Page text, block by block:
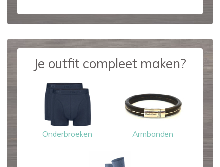
Je outfit compleet maken?
Onderbroeken Armbanden